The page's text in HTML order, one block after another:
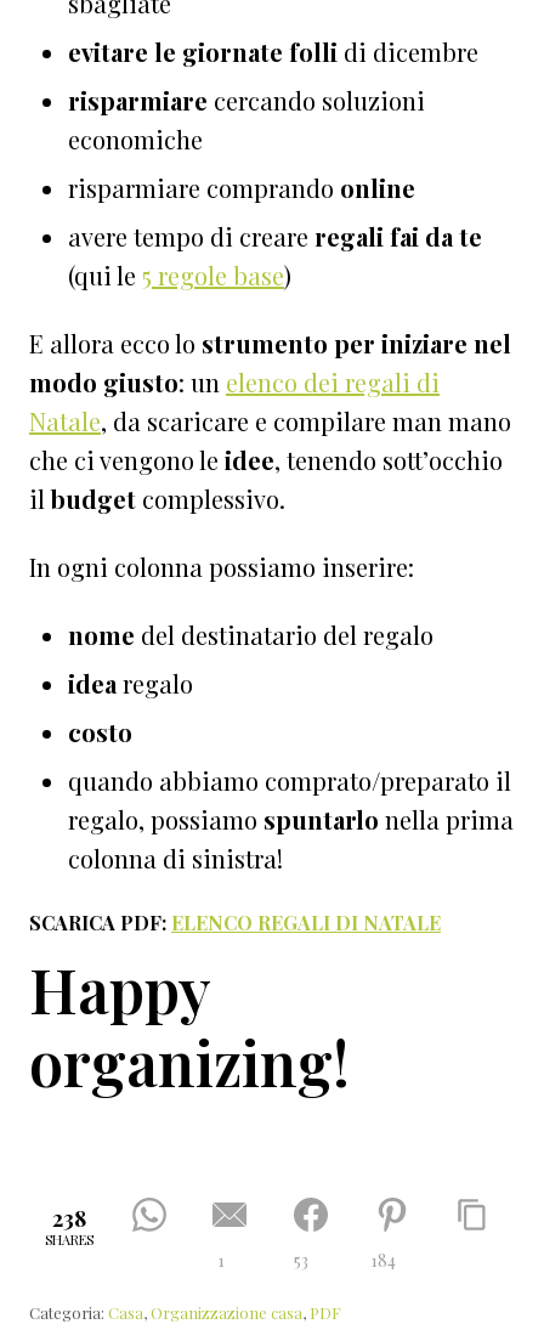
evitare le giornate folli di dicembre
risparmiare cercando soluzioni
economiche
risparmiare comprando online
avere tempo di creare regali fai da te
(qui le 5 regole base)
E allora ecco lo strumento per iniziare nel
modo giusto: un elenco dei regali di
Natale, da scaricare e compilare man mano
che ci vengono le idee, tenendo sott’occhio
ilbudget complessivo.
In ogni colonna possiamo inserire:
nome del destinatario del regalo
idea regalo
costo
quando abbiamo comprato/preparato il
regalo, possiamo spuntarlo nella prima
colonna di sinistra!
SCARICA PDF: ELENCO REGALI DI NATALE
Happy
organizing!
238
SHARES
1 53 184
Categoria: Casa,Organizzazione casa, PDF